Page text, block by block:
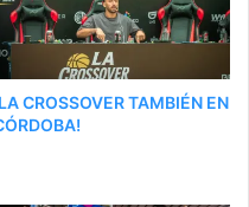
CROSSOVER TAMBIÉN EN